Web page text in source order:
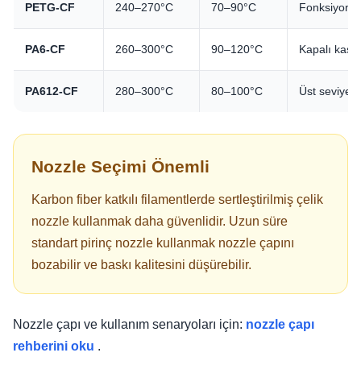
PETG-CF 240–270°C 70–90°C
PA6-CF 260–300°C 90–120°C Kapalı
PA612-CF 280–300°C 80–100°C Üst seviye
Nozzle Seçimi Önemli
Karbon fiber katkılı filamentlerde sertleştirilmiş çelik
nozzle kullanmak daha güvenlidir. Uzun süre
standart pirinç nozzle kullanmak nozzle çapını
bozabilir ve baskı kalitesini düşürebilir.
Nozzle çapı ve kullanım senaryoları için: nozzle çapı
rehberini oku .